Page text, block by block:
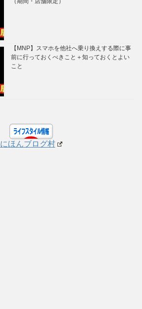
【MNP】スマホを他社へ乗り換えする際に事
前に行っておくべきこと＋知っておくとよい
こと
にほんブログ村